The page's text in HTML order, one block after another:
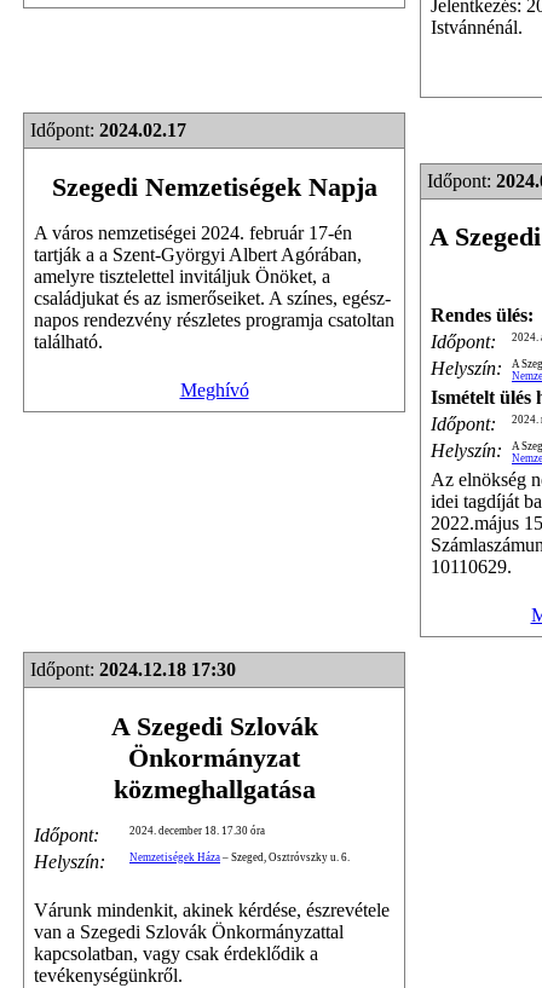
Jelentkezés:
Istvánnénál.
Időpont: 2024.02.17
Szegedi Nemzetiségek Napja
A város nemzetiségei 2024. február 17-én
tartják a a Szent-Györgyi Albert Agórában,
amelyre tisztelettel invitáljuk Önöket, a
családjukat és az ismerőseiket. A színes, egész-
napos rendezvény részletes programja csatoltan
található.
Meghívó
Időpont:
A
Rendes ülés:
Időpont:
2024.
Helyszín:
A
Ismételt ülés
Időpont:
2024.
Helyszín:
A
Az elnökség
idei tagdíját
2022.május
10110629.
Időpont: 2024.12.18 17:30
A Szegedi Szlovák
Önkormányzat
közmeghallgatása
Időpont: 2024. december 18. 17.30 óra
Helyszín: Nemzetiségek Háza – Szeged, Osztróvszky u. 6.
Várunk mindenkit, akinek kérdése, észrevétele
van a Szegedi Szlovák Önkormányzattal
kapcsolatban, vagy csak érdeklődik a
tevékenységünkről.